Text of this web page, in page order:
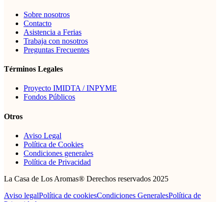
Sobre nosotros
Contacto
Asistencia a Ferias
Trabaja con nosotros
Preguntas Frecuentes
Términos Legales
Proyecto IMIDTA / INPYME
Fondos Públicos
Otros
Aviso Legal
Política de Cookies
Condiciones generales
Política de Privacidad
La Casa de Los Aromas® Derechos reservados 2025
Aviso legalPolítica de cookiesCondiciones GeneralesPolítica de